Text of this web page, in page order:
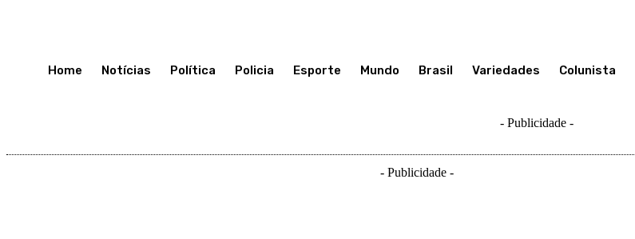
Home Notícias Política Policia Esporte Mundo Brasil Variedades Colunista
- Publicidade -
- Publicidade -